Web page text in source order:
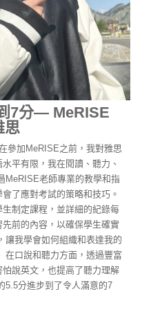
7分— MeRISE
思
參加MeRISE之前，我對雅思
平有限，我在閱讀、聽力、
MeRISE老師專業的教學和指
了應對考試的策略和技巧。
制定課程，並詳細的紀錄每
前的內容，以確保學生確實
讓我學會如何組織和表達我的
在口說和聽力方面，透過豐富
說英文，也提高了聽力理解
5.5分進步到了令人滿意的7